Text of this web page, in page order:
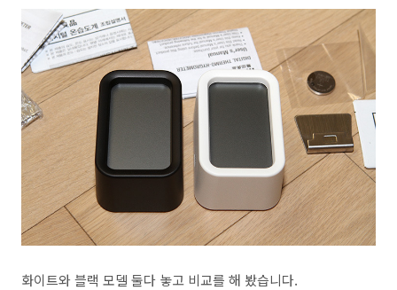
화이트와 블랙 모델 둘다 놓고 비교를 해 봤습니다.